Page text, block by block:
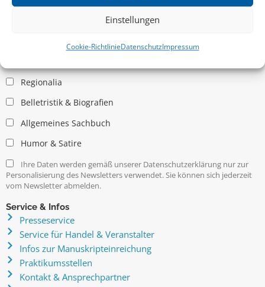
Einstellungen
Cookie-RichtlinieDatenschutzImpressum
Kritische Theorie / Philosophie
Regionalia
Belletristik & Biografien
Allgemeines Sachbuch
Humor & Satire
Ihre Daten werden gemäß unserer Datenschutzerklärung nur zur
Personalisierung des Newsletters verwendet. Sie können sich jederzeit
vom Newsletter abmelden.
Service & Infos
Presseservice
Service für Handel & Veranstalter
Infos zur Manuskripteinreichung
Praktikumsstellen
Kontakt & Ansprechpartner